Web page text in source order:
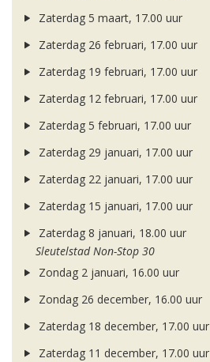
Zaterdag 5 maart, 17.00 uur
Zaterdag 26 februari, 17.00 uur
Zaterdag 19 februari, 17.00 uur
Zaterdag 12 februari, 17.00 uur
Zaterdag 5 februari, 17.00 uur
Zaterdag 29 januari, 17.00 uur
Zaterdag 22 januari, 17.00 uur
Zaterdag 15 januari, 17.00 uur
Zaterdag 8 januari, 18.00 uur
Sleutelstad Non-Stop 30
Zondag 2 januari, 16.00 uur
Zondag 26 december, 16.00 uur
Zaterdag 18 december, 17.00 uur
Zaterdag 11 december, 17.00 uur